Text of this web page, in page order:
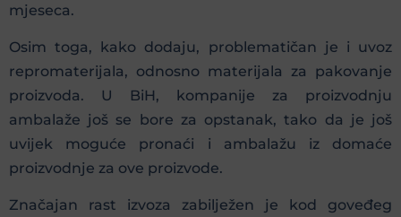
mjeseca.
Osim toga, kako dodaju, problematičan je i uvoz
repromaterijala, odnosno materijala za pakovanje
proizvoda. U BiH, kompanije za proizvodnju
ambalaže još se bore za opstanak, tako da je još
uvijek moguće pronaći i ambalažu iz domaće
proizvodnje za ove proizvode.
Značajan rast izvoza zabilježen je kod goveđeg